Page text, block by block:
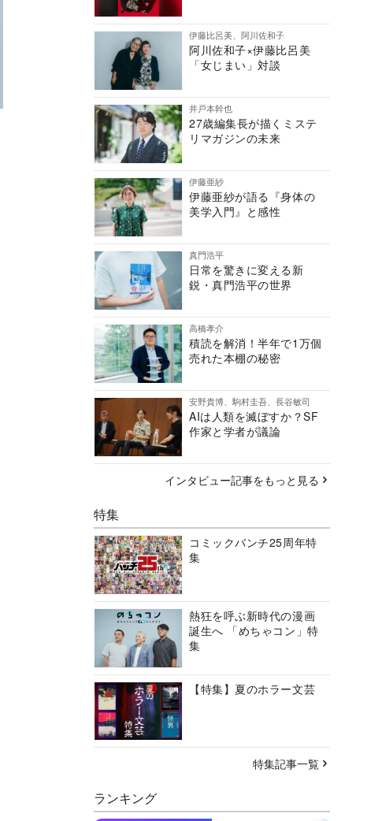
伊藤比呂美、阿川佐和子
阿川佐和子×伊藤比呂美
「女じまい」対談
井戸本幹也
27歳編集長が描くミステ
リマガジンの未来
伊藤亜紗
伊藤亜紗が語る『身体の
美学入門』と感性
真門浩平
日常を驚きに変える新
鋭・真門浩平の世界
高橋孝介
積読を解消！半年で1万個
売れた本棚の秘密
安野貴博、駒村圭吾、長谷敏司
AIは人類を滅ぼすか？SF
作家と学者が議論
インタビュー記事をもっと見る
特集
コミックバンチ25周年特
集
熱狂を呼ぶ新時代の漫画
誕生へ 「めちゃコン」特
集
【特集】夏のホラー文芸
特集記事一覧
ランキング